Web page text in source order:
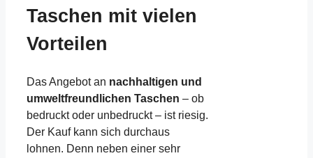
Taschen mit vielen
Vorteilen
Das Angebot an nachhaltigen und
umweltfreundlichen Taschen – ob
bedruckt oder unbedruckt – ist riesig.
Der Kauf kann sich durchaus
lohnen. Denn neben einer sehr